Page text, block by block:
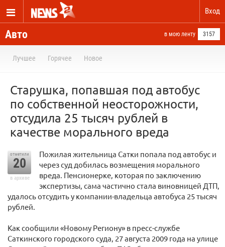
Вход
Авто в мою ленту 3157
Лучшее Горячее Новое
Старушка, попавшая под автобус
по собственной неосторожности,
отсудила 25 тысяч рублей в
качестве морального вреда
отметили
20
в архиве
Пожилая жительница Сатки попала под автобус и
через суд добилась возмещения морального
вреда. Пенсионерке, которая по заключению
экспертизы, сама частично стала виновницей ДТП,
удалось отсудить у компании-владельца автобуса 25 тысяч
рублей.
Как сообщили «Новому Региону» в пресс-службе
Саткинского городского суда, 27 августа 2009 года на улице